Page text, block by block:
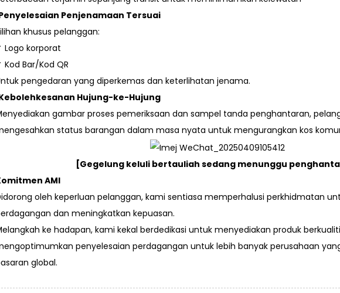
Penjenamaan Tersuai
khusus pelanggan:
Logo korporat
Kod Bar/Kod QR
pengedaran yang diperkemas dan keterlihatan jenama.
Hujung-ke-Hujung
gambar proses pemeriksaan dan sampel tanda penghantaran,
status barangan dalam masa nyata untuk mengurangkan kos
[Gegelung keluli bertauliah sedang menunggu
AMI
oleh keperluan pelanggan, kami sentiasa memperhalusi perkhidmatan
dan meningkatkan kepuasan.
ke hadapan, kami kekal berdedikasi untuk menyediakan produk
penyelesaian perdagangan untuk lebih banyak perusahaan
global.